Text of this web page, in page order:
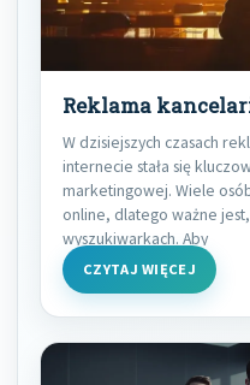
Reklama
W dzisiejszych czasach
internecie stała się
marketingowej. Wiele
online, dlatego ważne
wyszukiwarkach. Aby
CZYTAJ WIĘCEJ